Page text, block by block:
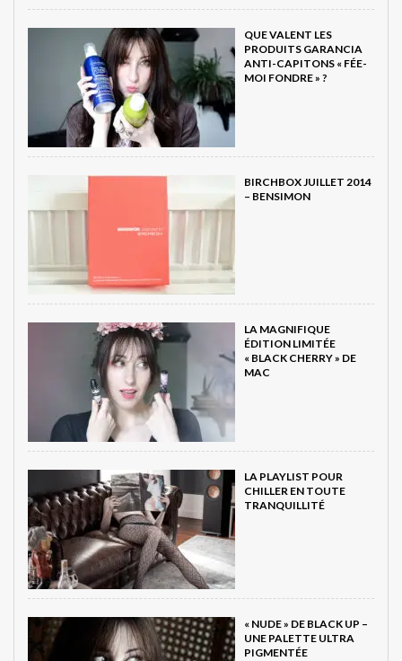
QUE VALENT LES
PRODUITS GARANCIA
ANTI-CAPITONS « FÉE-
MOI FONDRE » ?
BIRCHBOX JUILLET 2014
– BENSIMON
LA MAGNIFIQUE
ÉDITION LIMITÉE
« BLACK CHERRY » DE
MAC
LA PLAYLIST POUR
CHILLER EN TOUTE
TRANQUILLITÉ
« NUDE » DE BLACK UP –
UNE PALETTE ULTRA
PIGMENTÉE